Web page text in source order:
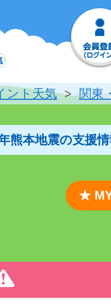
ント天気 関東
熊本地震の支援
★